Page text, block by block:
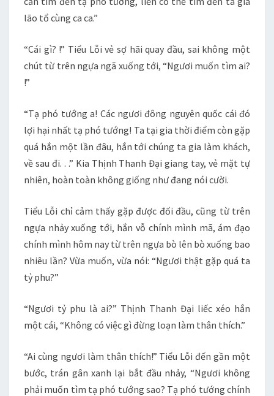
lão tổ cùng ca ca.”
“Cái gì? !” Tiểu Lỗi vẻ sợ hãi quay đầu, sai không một
chút từ trên ngựa ngã xuống tới, “Ngươi muốn tìm ai?
!”
“Tạ phó tướng a! Các ngươi đông nguyên quốc cái đó
lợi hại nhất tạ phó tướng! Ta tại gia thời điểm còn gặp
quá hắn một lần đâu, hắn tới chúng ta gia làm khách,
về sau đi. . .” Kia Thịnh Thanh Đại giang tay, vẻ mặt tự
nhiên, hoàn toàn không giống như đang nói cười.
Tiểu Lỗi chỉ cảm thấy gặp được đối đầu, cũng từ trên
ngựa nhảy xuống tới, hắn vỗ chính mình mã, ám đạo
chính mình hôm nay từ trên ngựa bò lên bò xuống bao
nhiêu lần? Vừa muốn, vừa nói: “Ngươi thật gặp quá ta
tỷ phu?”
“Ngươi tỷ phu là ai?” Thịnh Thanh Đại liếc xéo hắn
một cái, “Không có việc gì đừng loạn làm thân thích.”
“Ai cùng ngươi làm thân thích!” Tiểu Lỗi đến gần một
bước, trán gân xanh lại bắt đầu nhảy, “Ngươi không
phải muốn tìm tạ phó tướng sao? Tạ phó tướng chính